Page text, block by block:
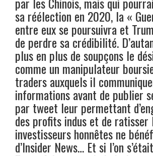
sa réélection en 2020, la «
entre eux se poursuivra et
de perdre sa crédibilité.
plus en plus de soupçons le
comme un manipulateur
traders auxquels il
informations avant de publier
par tweet leur permettant
des profits indus et de ratisser
investisseurs honnêtes ne
d’Insider News… Et si l’on